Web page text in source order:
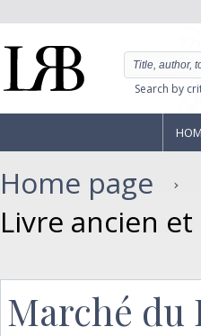
Search by
Home page
Livre ancien
Marché du